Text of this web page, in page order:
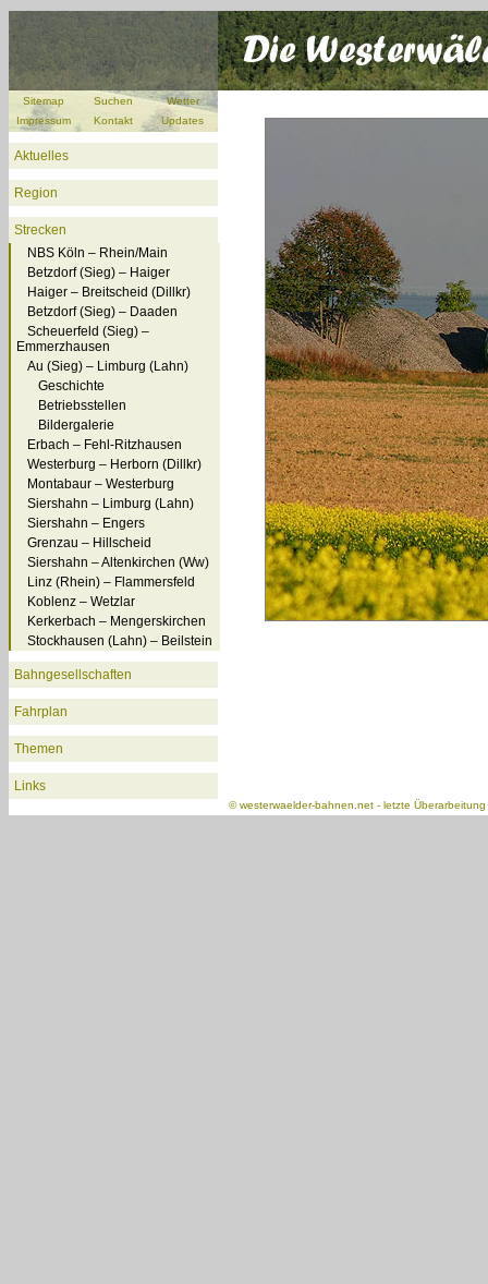
Sitemap Suchen
Wetter
Impressum
Kontakt Updates
Aktuelles
Region
Strecken
NBS Köln – Rhein/Main
Betzdorf (Sieg) – Haiger
Haiger – Breitscheid (Dillkr)
Betzdorf (Sieg) – Daaden
Scheuerfeld (Sieg) –
Emmerzhausen
Au (Sieg) – Limburg (Lahn)
Geschichte
Betriebsstellen
Bildergalerie
Erbach – Fehl-Ritzhausen
Westerburg – Herborn (Dillkr)
Montabaur – Westerburg
Siershahn – Limburg (Lahn)
Siershahn – Engers
Grenzau – Hillscheid
Siershahn – Altenkirchen (Ww)
Linz (Rhein) – Flammersfeld
Koblenz – Wetzlar
Kerkerbach – Mengerskirchen
Stockhausen (Lahn) – Beilstein
Bahngesellschaften
Fahrplan
Themen
Links
©westerwaelder-bahnen.net - letzte